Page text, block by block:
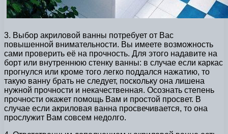
3. Выбор акриловой ванны потребует от Вас
повышенной внимательности. Вы имеете возможность
сами проверить её на прочность. Для этого надавите на
борт или внутреннюю стенку ванны: в случае если каркас
прогнулся или кроме того легко поддался нажатию, то
такую ванну брать не следует, поскольку она лишена
нужной прочности и некачественная. Осознать степень
прочности окажет помощь Вам и простой просвет. В
случае если акриловая ванна просвечивается, то она
прослужит Вам совсем недолго.